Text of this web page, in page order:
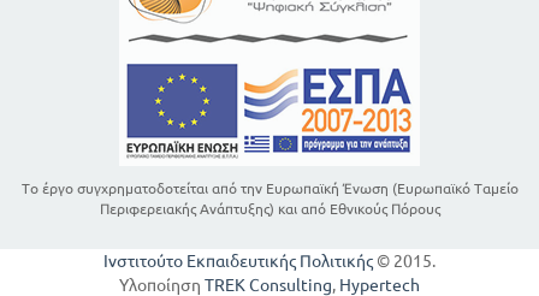
Το έργο συγχρηματοδοτείται από την Ευρωπαϊκή Ένωση (Ευρωπαϊκό Ταμείο
Περιφερειακής Ανάπτυξης) και από Εθνικούς Πόρους
Ινστιτούτο Εκπαιδευτικής Πολιτικής © 2015.
Υλοποίηση TREK Consulting, Hypertech